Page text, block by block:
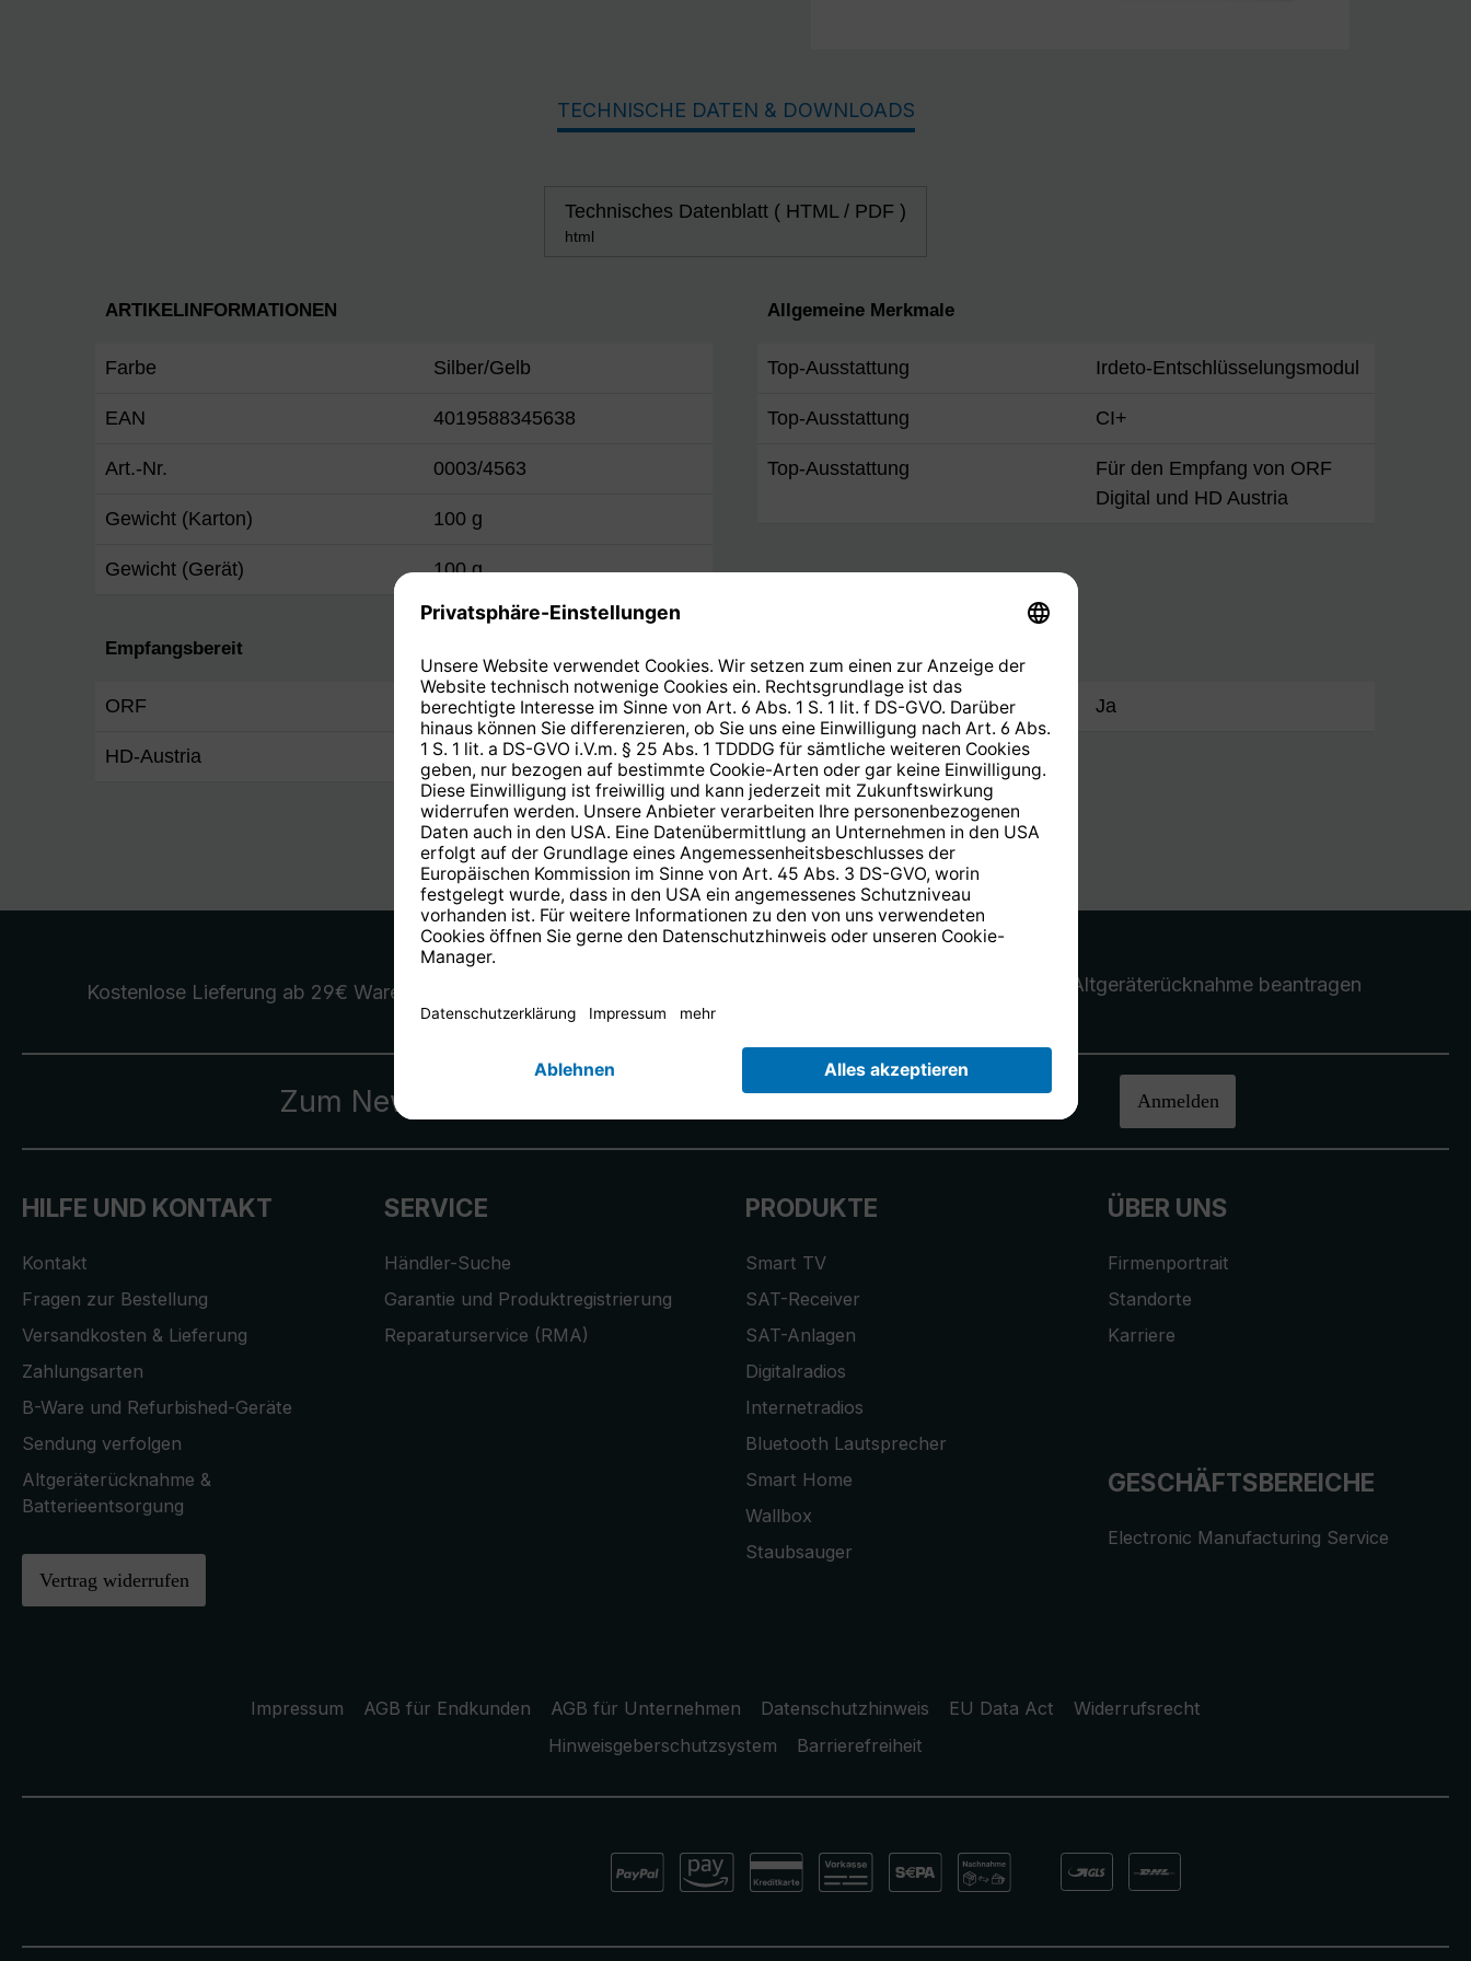
TECHNISCHE DATEN & DOWNLOADS
Technisches Datenblatt ( HTML / PDF )
html
ARTIKELINFORMATIONEN
Farbe Silber/Gelb
EAN 4019588345638
Art.-Nr. 0003/4563
Gewicht (Karton) 100 g
Gewicht (Gerät) 100 g
Allgemeine Merkmale
Top-Ausstattung Irdeto-Entschlüsselungsmodul
Top-Ausstattung CI+
Top-Ausstattung
Für den Empfang von ORF
Digital und HD Austria
Empfangsbereit
ORF Ja
HD-Austria Ja
Irdeto Ja
Kostenlose Lieferung ab 29€ Warenwert Altgeräterücknahme beantragen
Zum Newsletter anmelden und 10,-€ Gutscheinerhalten. Anmelden
HILFE UND KONTAKT
Kontakt
Fragen zur Bestellung
Versandkosten & Lieferung
Zahlungsarten
B-Ware und Refurbished-Geräte
Sendung verfolgen
Altgeräterücknahme &
Batterieentsorgung
Vertrag widerrufen
SERVICE
Händler-Suche
Garantie und Produktregistrierung
Reparaturservice (RMA)
PRODUKTE
Smart TV
SAT-Receiver
SAT-Anlagen
Digitalradios
Internetradios
Bluetooth Lautsprecher
Smart Home
Wallbox
Staubsauger
ÜBER UNS
Firmenportrait
Standorte
Karriere
GESCHÄFTSBEREICHE
Electronic Manufacturing Service
Impressum AGB für Endkunden AGB für Unternehmen Datenschutzhinweis EU Data Act
Widerrufsrecht
Hinweisgeberschutzsystem
Barrierefreiheit